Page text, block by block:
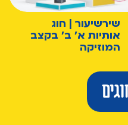
שירשיעור | חוג
אותיות א' ב' בקצב
המוזיקה